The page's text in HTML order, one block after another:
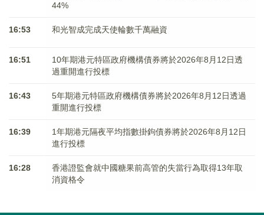
44%
16:53 和光智成完成天使輪數千萬融資
16:51
10年期港元特區政府機構債券將於2026年8月12日透
過重開進行投標
16:43
5年期港元特區政府機構債券將於2026年8月12日透過
重開進行投標
16:39
1年期港元隔夜平均指數掛鉤債券將於2026年8月12日
進行投標
16:28
香港證監會就中國糖果前高管的失當行為取得13年取
消資格令